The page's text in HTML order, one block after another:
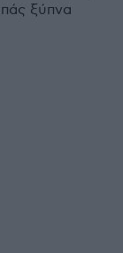
ξύπνα